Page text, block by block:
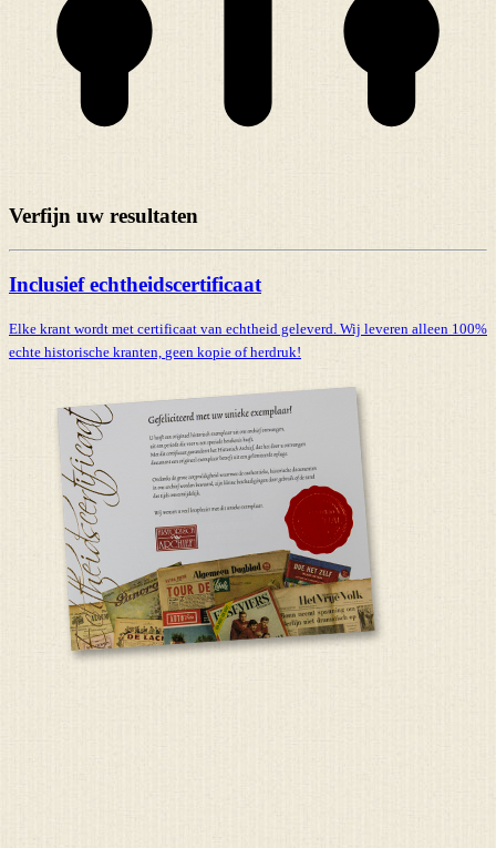
Verfijn uw resultaten
Inclusief echtheidscertificaat
Elke krant wordt met certificaat van echtheid geleverd. Wij leveren alleen 100%
echte historische kranten, geen kopie of herdruk!